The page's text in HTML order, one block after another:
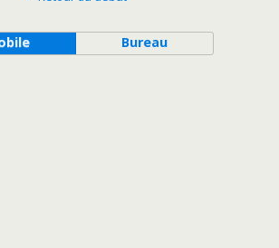
Bureau